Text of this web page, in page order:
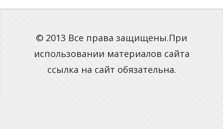
© 2013 Все права защищены.При
использовании материалов сайта
ссылка на сайт обязательна.